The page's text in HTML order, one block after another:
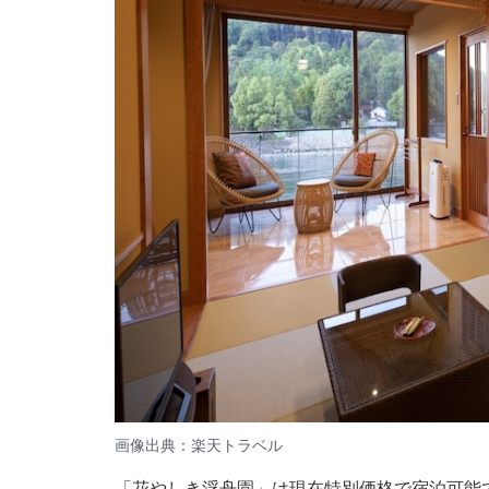
画像出典：楽天トラベル